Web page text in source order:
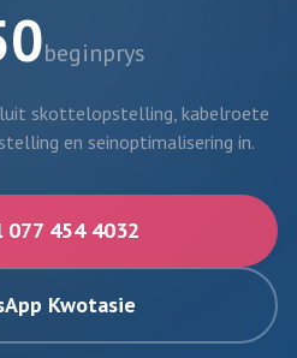
beginprys
skottelopstelling, kabelroete
en seinoptimalisering in.
077 454 4032
Kwotasie